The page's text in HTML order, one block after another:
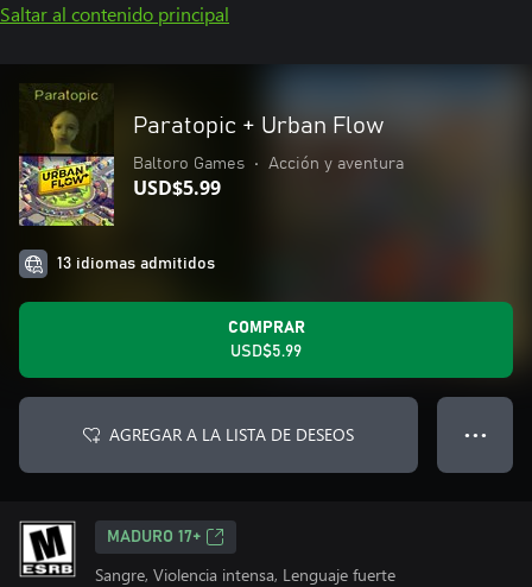
Saltar al contenido principal
Paratopic + Urban Flow
Baltoro Games • Acción y aventura
USD$5.99
13 idiomas admitidos
COMPRAR
USD$5.99
AGREGAR A LA LISTA DE DESEOS ● ● ●
MADURO 17+
Sangre, Violencia intensa, Lenguaje fuerte